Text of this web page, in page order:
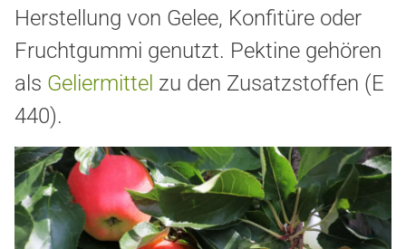
Herstellung von Gelee, Konfitüre oder
Fruchtgummi genutzt. Pektine gehören
als Geliermittel zu den Zusatzstoffen (E
440).